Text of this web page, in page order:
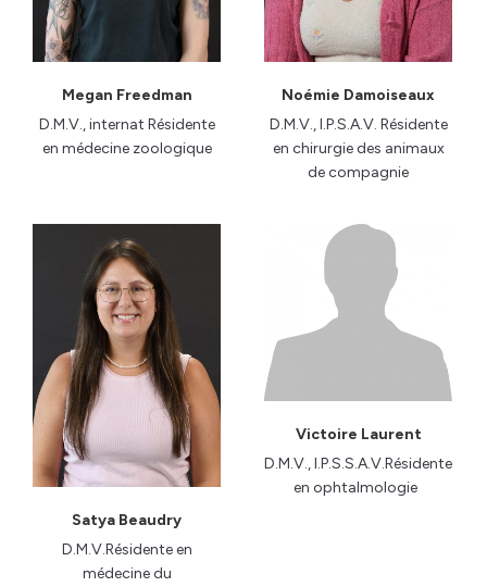
Megan Freedman
D.M.V., internat Résidente
en médecine zoologique
Noémie Damoiseaux
D.M.V., I.P.S.A.V. Résidente
en chirurgie des animaux
de compagnie
Satya Beaudry
D.M.V.Résidente en
médecine du
Victoire Laurent
D.M.V., I.P.S.S.A.V.Résidente
en ophtalmologie